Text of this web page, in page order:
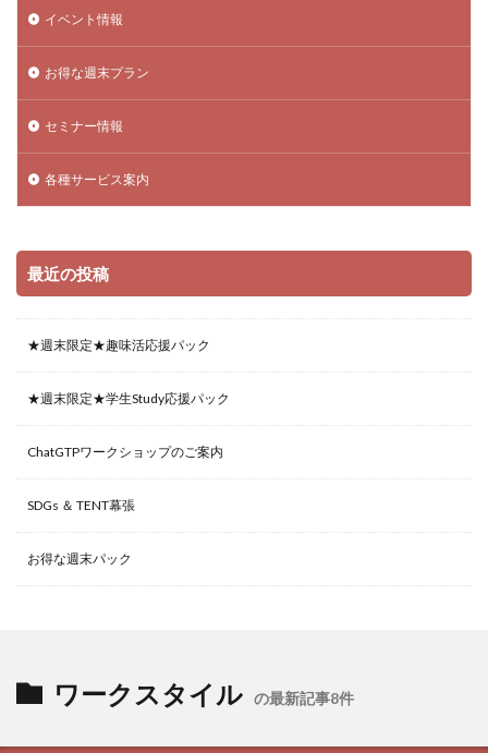
イベント情報
お得な週末プラン
セミナー情報
各種サービス案内
最近の投稿
★週末限定★趣味活応援パック
★週末限定★学生Study応援パック
ChatGTPワークショップのご案内
SDGs ＆ TENT幕張
お得な週末パック
ワークスタイル の最新記事8件